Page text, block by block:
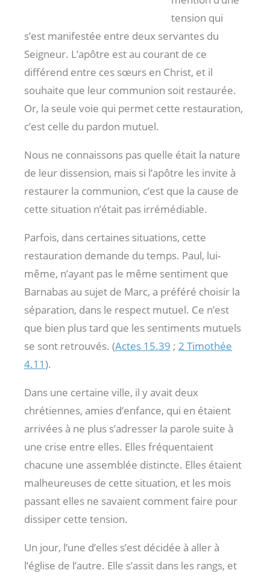
tension qui
s’est manifestée entre deux servantes du
Seigneur. L’apôtre est au courant de ce
différend entre ces sœurs en Christ, et il
souhaite que leur communion soit restaurée.
Or, la seule voie qui permet cette restauration,
c’est celle du pardon mutuel.
Nous ne connaissons pas quelle était la nature
de leur dissension, mais si l’apôtre les invite à
restaurer la communion, c’est que la cause de
cette situation n’était pas irrémédiable.
Parfois, dans certaines situations, cette
restauration demande du temps. Paul, lui-
même, n’ayant pas le même sentiment que
Barnabas au sujet de Marc, a préféré choisir la
séparation, dans le respect mutuel. Ce n’est
que bien plus tard que les sentiments mutuels
se sont retrouvés. (Actes 15.39 ; 2 Timothée
4.11).
Dans une certaine ville, il y avait deux
chrétiennes, amies d’enfance, qui en étaient
arrivées à ne plus s’adresser la parole suite à
une crise entre elles. Elles fréquentaient
chacune une assemblée distincte. Elles étaient
malheureuses de cette situation, et les mois
passant elles ne savaient comment faire pour
dissiper cette tension.
Un jour, l’une d’elles s’est décidée à aller à
l’église de l’autre. Elle s’assit dans les rangs, et